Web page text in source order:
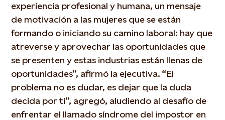
experiencia profesional y humana, un mensaje
de motivación a las mujeres que se están
formando o iniciando su camino laboral: hay que
atreverse y aprovechar las oportunidades que
se presenten y estas industrias están llenas de
oportunidades”, afirmó la ejecutiva. “El
problema no es dudar, es dejar que la duda
decida por ti”, agregó, aludiendo al desafío de
enfrentar el llamado síndrome del impostor en